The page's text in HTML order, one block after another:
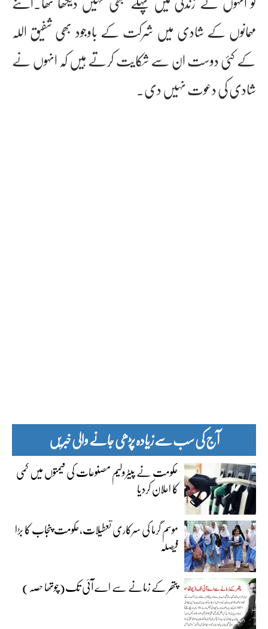
مہمانوں کے شادی میں شرکت کے باوجود بھی شفیق اللہ
کے کئی دوست ان سے شکایت کرتے ہیں کہ انہوں نے
شادی کی دعوت نہیں دی۔
آج کی سب سے زیادہ پڑھی جانے والی خبریں
حکومت نے پیٹرولیم مصنوعات کی قیمتوں میں کمی
کا اعلان کردیا
موسم گرما کی سرکاری تعطیلات،حکومت پنجاب کا بڑا
فیصلہ
پتھر کے زمانے سے اے آئی تک(چوتھا حصہ)